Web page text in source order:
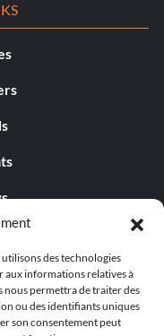
des technologies
aux informations relatives à
nous permettra de traiter des
ou des identifiants uniques
son consentement peut